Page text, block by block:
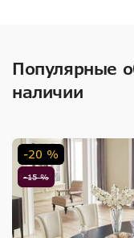
Популярные
наличии
-15 %
-20 %